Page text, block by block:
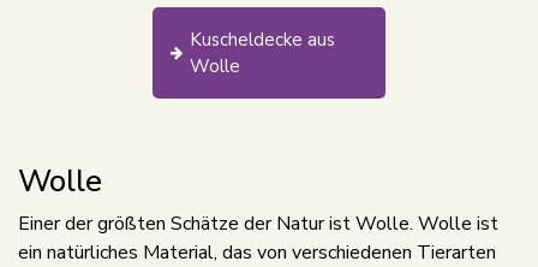
Kuscheldecke aus
Wolle
Wolle
Einer der größten Schätze der Natur ist Wolle. Wolle ist
ein natürliches Material, das von verschiedenen Tierarten